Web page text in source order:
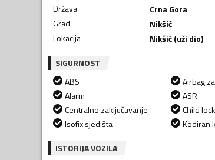
Država
Crna Gora
Grad
Nikšić
Lokacija
Nikšić (uži dio)
SIGURNOST
ABS
Alarm
Centralno zaključavanje
Isofix sjedišta
Airbag
ASR
Child lock
Kodiran
ISTORIJA VOZILA